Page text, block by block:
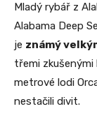
Mladý rybář z
Alabama Deep
je známý
třemi
metrové lodi
nestačili divit.